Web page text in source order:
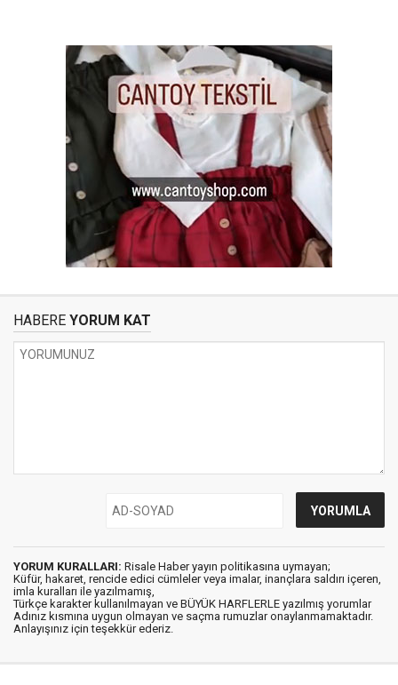
HABERE YORUM KAT
YORUM KURALLARI: Risale Haber yayın politikasına uymayan;
Küfür, hakaret, rencide edici cümleler veya imalar, inançlara saldırı içeren,
imla kuralları ile yazılmamış,
Türkçe karakter kullanılmayan ve BÜYÜK HARFLERLE yazılmış yorumlar
Adınız kısmına uygun olmayan ve saçma rumuzlar onaylanmamaktadır.
Anlayışınız için teşekkür ederiz.